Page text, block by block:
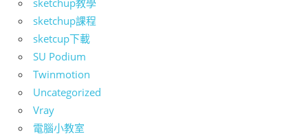
sketchup教學
sketchup課程
sketcup下載
SU Podium
Twinmotion
Uncategorized
Vray
電腦小教室